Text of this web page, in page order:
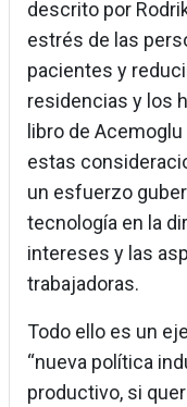
descrito por
estrés de las
pacientes y
residencias y los
libro de
estas
un esfuerzo
tecnología en la
intereses y las
trabajadoras.
Todo ello es un
“nueva política
productivo, si